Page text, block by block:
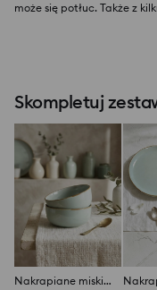
może się potłuc. Także z
Skompletuj
Nakrapiane miski z obwódką 2 pack